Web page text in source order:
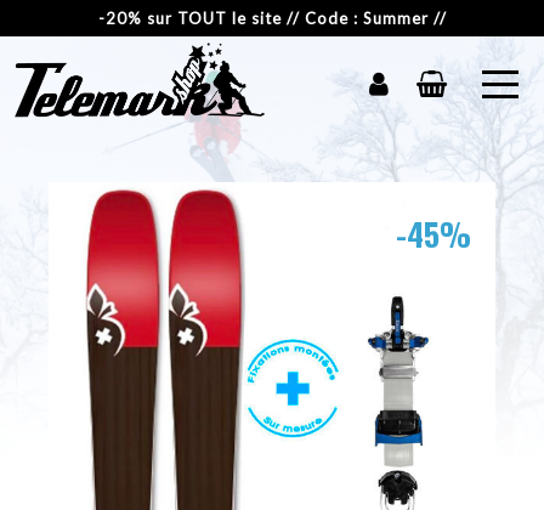
-20% sur TOUT le site // Code : Summer //
-45%